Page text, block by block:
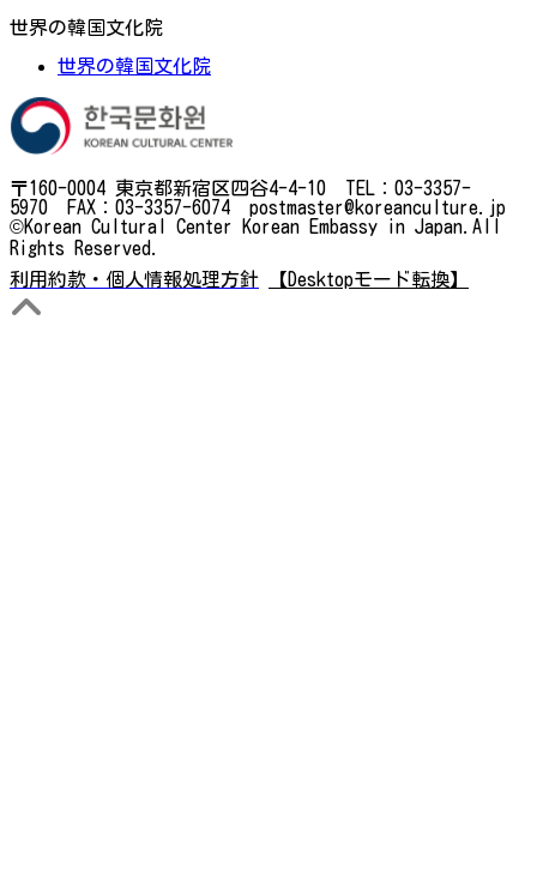
世界の韓国文化院
世界の韓国文化院
〒160-0004 東京都新宿区四谷4-4-10 TEL：03-3357-
5970 FAX：03-3357-6074 postmaster@koreanculture.jp
©Korean Cultural Center Korean Embassy in Japan.All
Rights Reserved.
利用約款・個人情報処理方針
【Desktopモード転換】